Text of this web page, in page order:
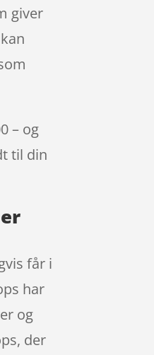
giver
– og
til din
får i
har
og
der